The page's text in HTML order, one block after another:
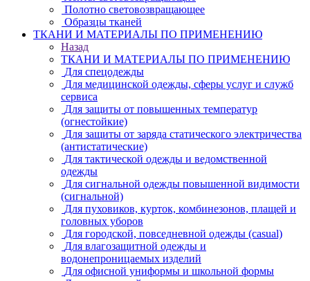
Полотно световозвращающее
Образцы тканей
ТКАНИ И МАТЕРИАЛЫ ПО ПРИМЕНЕНИЮ
Назад
ТКАНИ И МАТЕРИАЛЫ ПО ПРИМЕНЕНИЮ
Для спецодежды
Для медицинской одежды, сферы услуг и служб
сервиса
Для защиты от повышенных температур
(огнестойкие)
Для защиты от заряда статического электричества
(антистатические)
Для тактической одежды и ведомственной
одежды
Для сигнальной одежды повышенной видимости
(сигнальной)
Для пуховиков, курток, комбинезонов, плащей и
головных уборов
Для городской, повседневной одежды (casual)
Для влагозащитной одежды и
водонепроницаемых изделий
Для офисной униформы и школьной формы